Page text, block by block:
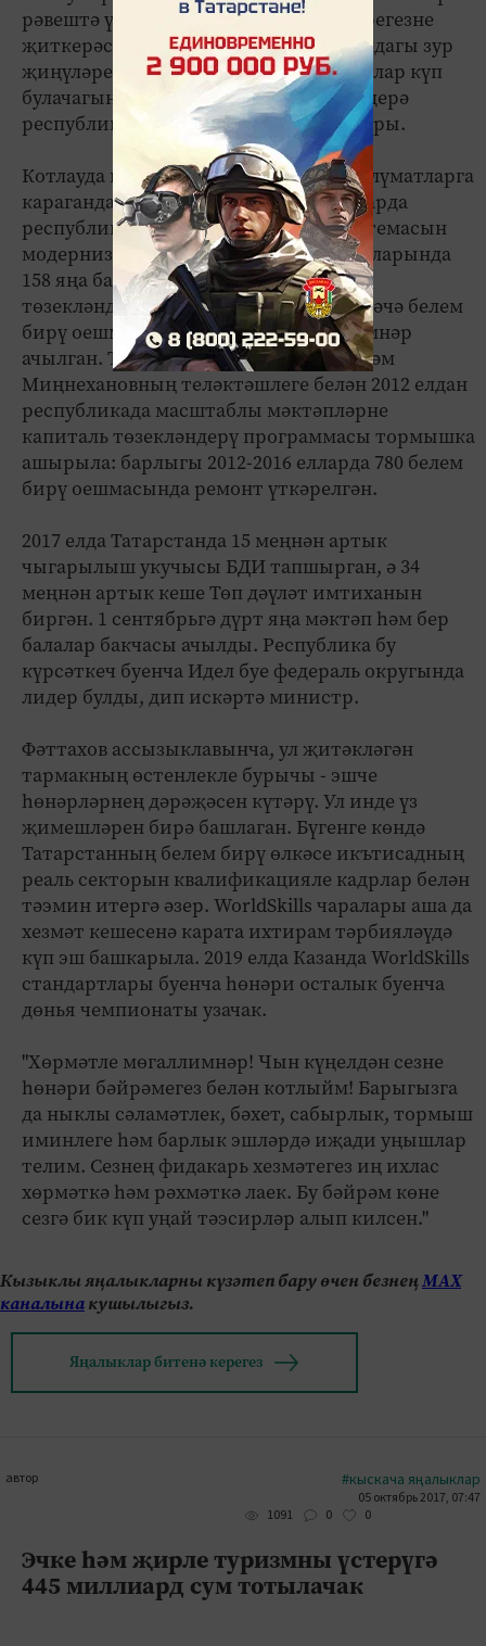
рәвештә үз укучыларыгызга белемнәрегезне
җиткерәсез. Мин сезгә узган уку елындагы зур
җиңүләрегез өчен рәхмәтле, быел да алар күп
булачагына ышанып калам", - дип белдерә
республика мәгариф һәм фән министры.
Котлауда китерелгән статистик мәгълүматларга
караганда, Татарстанда 2013-2015 елларда
республика мәктәпкәчә мәгариф системасын
модернизацияләү программасы кысаларында
158 яңа балалар бакчасы төзелгән, 55е
төзекләндерелгән, гамәлдәге мәктәпкәчә белем
бирү оешмаларында 82 өстәмә төркемнәр
ачылган. Татарстан Президенты Рөстәм
Миңнехановның теләктәшлеге белән 2012 елдан
республикада масштаблы мәктәпләрне
капиталь төзекләндерү программасы тормышка
ашырыла: барлыгы 2012-2016 елларда 780 белем
бирү оешмасында ремонт үткәрелгән.
2017 елда Татарстанда 15 меңнән артык
чыгарылыш укучысы БДИ тапшырган, ә 34
меңнән артык кеше Төп дәүләт имтиханын
биргән. 1 сентябрьгә дүрт яңа мәктәп һәм бер
балалар бакчасы ачылды. Республика бу
күрсәткеч буенча Идел буе федераль округында
лидер булды, дип искәртә министр.
Фәттахов ассызыклавынча, ул җитәкләгән
тармакның өстенлекле бурычы - эшче
һөнәрләрнең дәрәҗәсен күтәрү. Ул инде үз
җимешләрен бирә башлаган. Бүгенге көндә
Татарстанның белем бирү өлкәсе икътисадның
реаль секторын квалификацияле кадрлар белән
тәэмин итергә әзер. WorldSkills чаралары аша да
хезмәт кешесенә карата ихтирам тәрбияләүдә
күп эш башкарыла. 2019 елда Казанда WorldSkills
стандартлары буенча һөнәри осталык буенча
дөнья чемпионаты узачак.
"Хөрмәтле мөгаллимнәр! Чын күңелдән сезне
һөнәри бәйрәмегез белән котлыйм! Барыгызга
да ныклы сәламәтлек, бәхет, сабырлык, тормыш
иминлеге һәм барлык эшләрдә иҗади уңышлар
телим. Сезнең фидакарь хезмәтегез иң ихлас
хөрмәткә һәм рәхмәткә лаек. Бу бәйрәм көне
сезгә бик күп уңай тәэсирләр алып килсен."
Кызыклы яңалыкларны күзәтеп бару өчен безнеңМАХ
каналынакушылыгыз.
Яңалыклар битенә керегез
автор #кыскача яңалыклар
05 октябрь 2017, 07:47
1091
0 0
Эчке һәм җирле туризмны үстерүгә
445 миллиард сум тотылачак